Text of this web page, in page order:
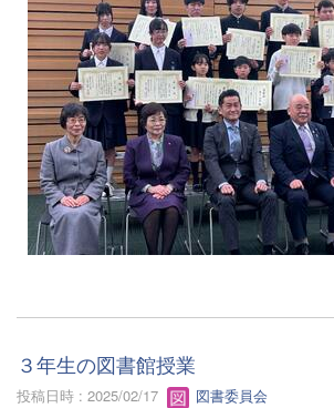
３年生の図書館授業
投稿日時 : 2025/02/17 図書委員会